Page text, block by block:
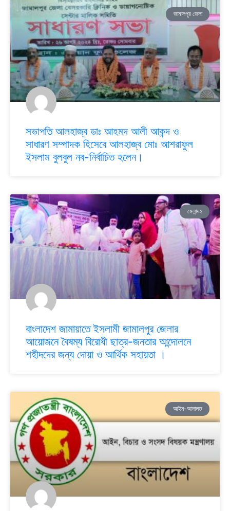
জামালপুর জেলা
সভাপতি আলহাজ্ব ডাঃ আহমদ আলী আকন্দ ও
সাধারণ সম্পাদক হিসেবে আলহাজ্ব মোঃ আশরাফুল
ইসলাম বুলবুল নব-নির্বাচিত হলেন।
মেলান্দহ
বাংলাদেশ জামায়াতে ইসলামী জামালপুর জেলার
আয়োজনে বৈষম্য বিরোধী ছাত্র-জনতার আন্দোলনে
শহীদদের জন্য দোয়া ও আর্থিক সহায়তা ।
আইন-আদালত